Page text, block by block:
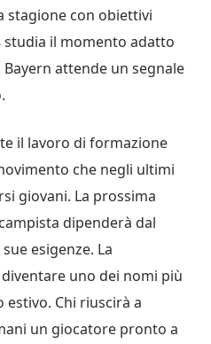
stagione con obiettivi
studia il momento adatto
attende un segnale
il lavoro di formazione
che negli ultimi
giovani. La prossima
dipenderà dal
esigenze. La
uno dei nomi più
Chi riuscirà a
un giocatore pronto a